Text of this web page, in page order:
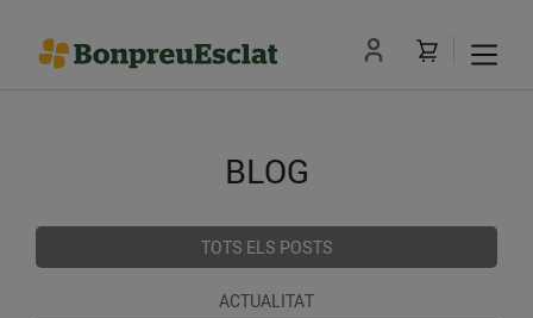
BLOG
TOTS ELS POSTS
ACTUALITAT